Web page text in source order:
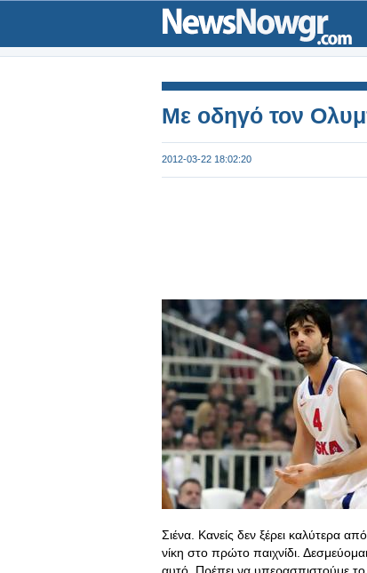
Με οδηγό τον
2012-03-22 18:02:20
Σιένα. Κανείς δεν ξέρει καλύτερα
νίκη στο πρώτο παιχνίδι.